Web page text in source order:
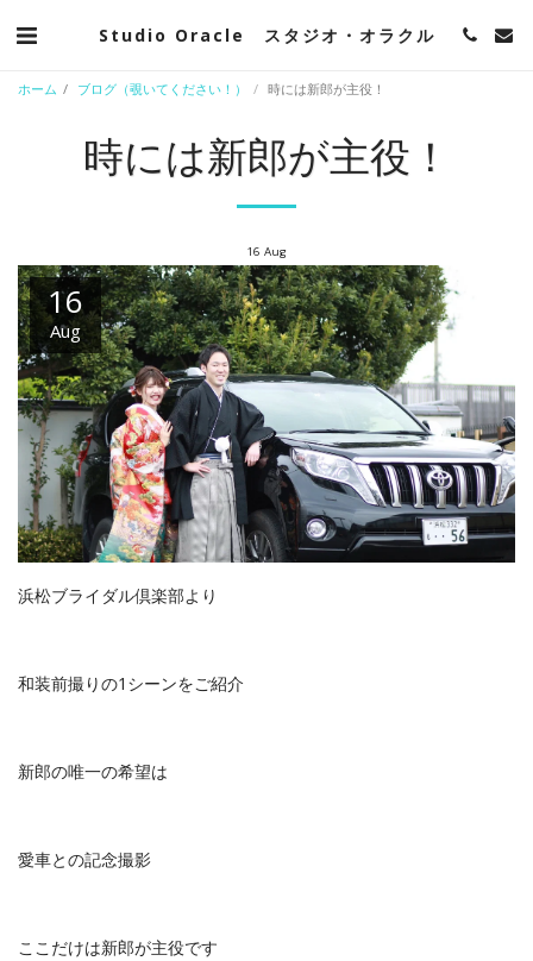
Studio Oracle スタジオ・オラクル
ホーム ブログ（覗いてください！） 時には新郎が主役！
時には新郎が主役！
16 Aug
16
Aug
浜松ブライダル倶楽部より
和装前撮りの1シーンをご紹介
新郎の唯一の希望は
愛車との記念撮影
ここだけは新郎が主役です